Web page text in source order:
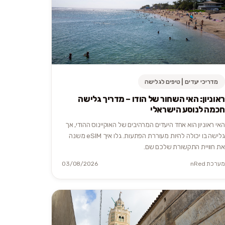
מדריכי יעדים | טיפים לגלישה
ראוניון: האי השחור של הודו – מדריך גלישה
חכמה לנוסע הישראלי
האי ראוניון הוא אחד היעדים המרהיבים של האוקיינוס ההודי, אך
גלישה בו יכולה להיות מעוררת הפתעות. גלו איך eSIM משנה
את חוויית התקשורת שלכם שם.
מערכת nRed 03/08/2026